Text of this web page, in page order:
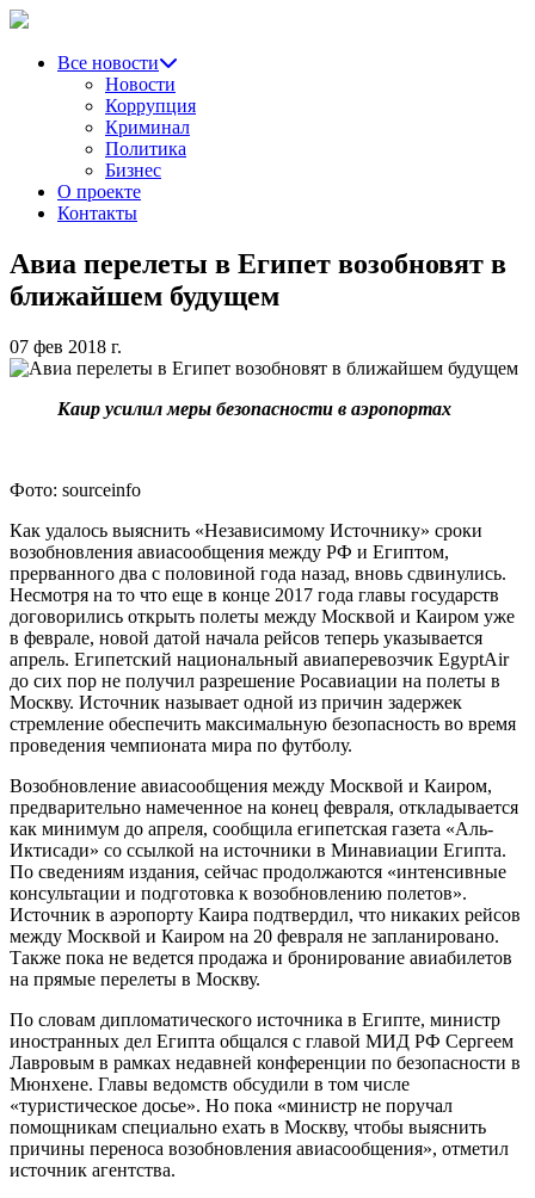
Все новости
Новости
Коррупция
Криминал
Политика
Бизнес
О проекте
Контакты
Авиа перелеты в Египет возобновят в
ближайшем будущем
07 фев 2018 г.
Каир усилил меры безопасности в аэропортах
Фото: sourceinfo
Как удалось выяснить «Независимому Источнику» сроки
возобновления авиасообщения между РФ и Египтом,
прерванного два с половиной года назад, вновь сдвинулись.
Несмотря на то что еще в конце 2017 года главы государств
договорились открыть полеты между Москвой и Каиром уже
в феврале, новой датой начала рейсов теперь указывается
апрель. Египетский национальный авиаперевозчик EgyptAir
до сих пор не получил разрешение Росавиации на полеты в
Москву. Источник называет одной из причин задержек
стремление обеспечить максимальную безопасность во время
проведения чемпионата мира по футболу.
Возобновление авиасообщения между Москвой и Каиром,
предварительно намеченное на конец февраля, откладывается
как минимум до апреля, сообщила египетская газета «Аль-
Иктисади» со ссылкой на источники в Минавиации Египта.
По сведениям издания, сейчас продолжаются «интенсивные
консультации и подготовка к возобновлению полетов».
Источник в аэропорту Каира подтвердил, что никаких рейсов
между Москвой и Каиром на 20 февраля не запланировано.
Также пока не ведется продажа и бронирование авиабилетов
на прямые перелеты в Москву.
По словам дипломатического источника в Египте, министр
иностранных дел Египта общался с главой МИД РФ Сергеем
Лавровым в рамках недавней конференции по безопасности в
Мюнхене. Главы ведомств обсудили в том числе
«туристическое досье». Но пока «министр не поручал
помощникам специально ехать в Москву, чтобы выяснить
причины переноса возобновления авиасообщения», отметил
источник агентства.